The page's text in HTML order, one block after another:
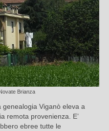
Brianza
Viganò eleva a
remota provenienza. E’
ebree tutte le